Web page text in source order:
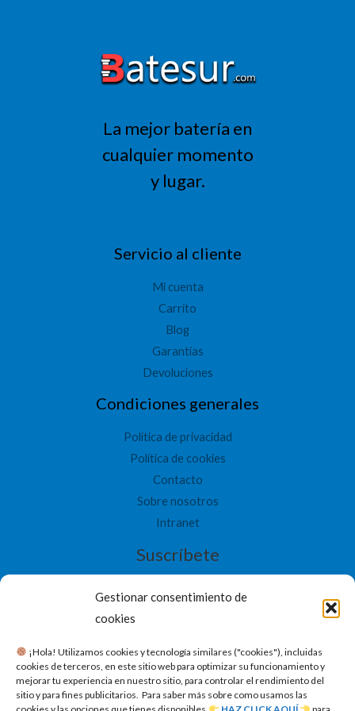
Gestionar consentimiento de
cookies
​ ¡Hola! Utilizamos cookies y tecnología similares ("cookies"), incluidas
cookies de terceros, en este sitio web para optimizar su funcionamiento y
mejorar tu experiencia en nuestro sitio, para controlar el rendimiento del
sitio y para fines publicitarios. Para saber más sobre como usamos las
era:
es:
La mejor batería en
cualquier momento
y lugar.
Servicio al cliente
Mi cuenta
Carrito
Blog
Garantías
Devoluciones
Condiciones generales
Política de privacidad
Política de cookies
Contacto
Sobre nosotros
Intranet
Suscríbete
SUSCRIBETE